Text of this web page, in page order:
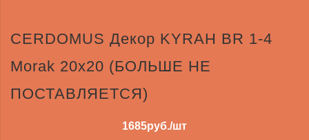
CERDOMUS Декор KYRAH BR 1-4
Morak 20x20 (БОЛЬШЕ НЕ
ПОСТАВЛЯЕТСЯ)
1685руб./шт